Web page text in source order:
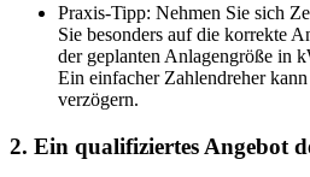
Praxis-Tipp: Nehmen Sie sich
Sie besonders auf die korrekte
der geplanten Anlagengröße in
Ein einfacher Zahlendreher kann
verzögern.
2. Ein qualifiziertes Angebot